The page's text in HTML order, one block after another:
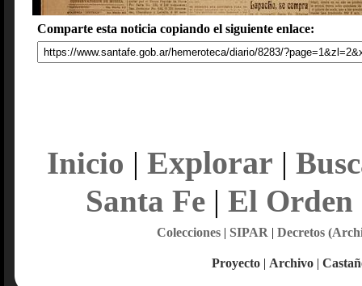
Comparte esta noticia copiando el siguiente enlace:
Inicio | Explorar |
Santa Fe| El Orden
Colecciones| SIPAR | Decretos
Proyecto | Archivo |